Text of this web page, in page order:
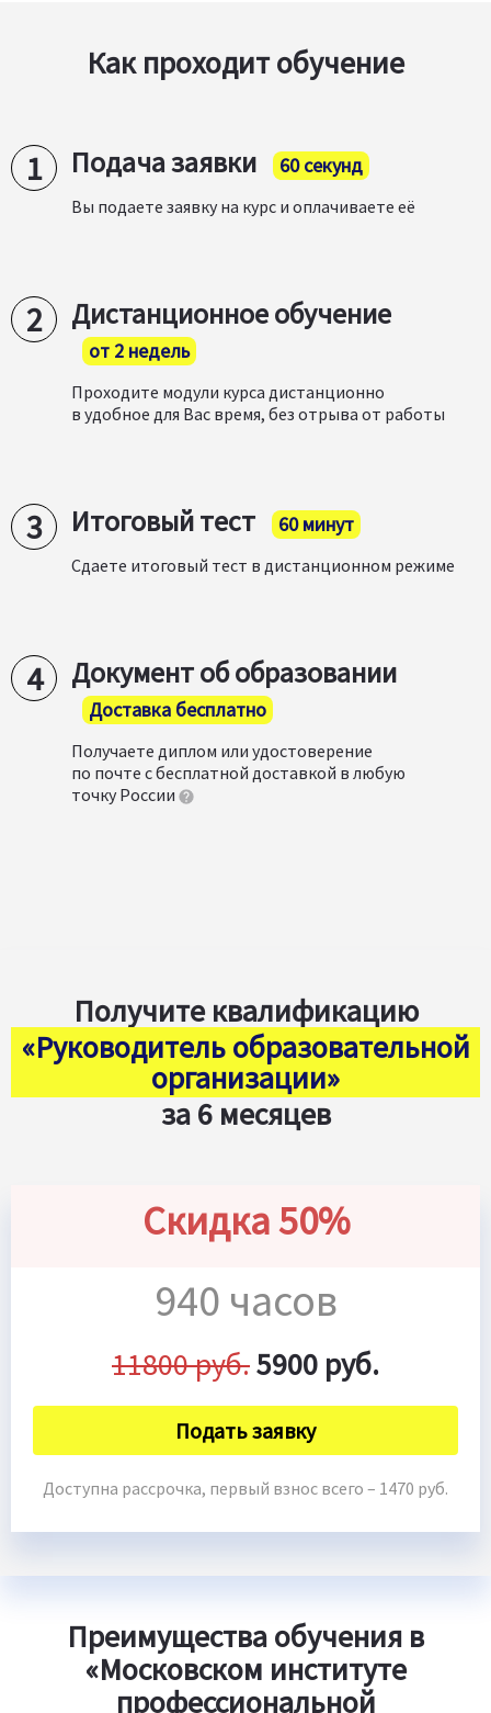
Как проходит обучение
Подача заявки 60 секунд
Вы подаете заявку на курс и оплачиваете её
Дистанционное обучение
от 2 недель
Проходите модули курса дистанционно
в удобное для Вас время, без отрыва от работы
Итоговый тест 60 минут
Сдаете итоговый тест в дистанционном режиме
Документ об образовании
Доставка бесплатно
Получаете диплом или удостоверение
по почте с бесплатной доставкой в любую
точку России
Получите квалификацию
«Руководитель образовательной
организации»
за 6 месяцев
Скидка 50%
940 часов
11800 руб.5900 руб.
Подать заявку
Доступна рассрочка, первый взнос всего – 1470 руб.
Преимущества обучения в
«Московском институте
профессиональной